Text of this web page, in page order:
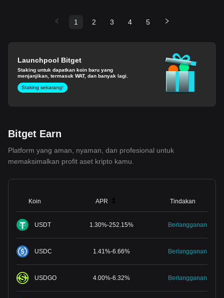
1 2 3 4 5
Launchpool Bitget
Staking untuk dapatkan koin baru yang
menjanjikan, termasuk WAT, dan banyak lagi.
Staking sekarang!
Bitget Earn
Platform yang aman, nyaman, dan profesional untuk
memaksimalkan profit aset kripto kamu.
Koin APR Tindakan
USDT 1.30%-252.15% Berlangganan
USDC 1.41 %-6.66% Berlangganan
USDGO 4.00%-6.32% Berlangganan